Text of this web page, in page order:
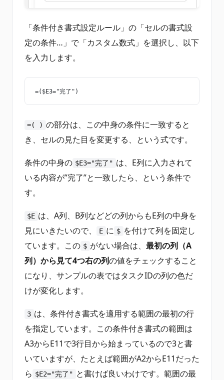
「条件付き書式設定ルール」の「セルの書式設
定の条件…」で「カスタム数式」を選択し、以下
を入力します。
=($E3="完了")
=( ) の部分は、この中身の条件に一致すると
き、セルの見た目を変更する、という式です。
条件の中身の $E3="完了" は、E列に入力されて
いる内容が”完了”と一致したら、という条件で
す。
$E は、A列、B列などどの列からもE列の中身を
見にいきたいので、
E に $ を付けて列を固定し
ています。この $ がない場合は、 最初の列（A
列）から見て4つ右の列の値をチェックすること
になり、サンプルの表ではタスクIDの列の色だ
けが変化します。
3 は、条件付き書式を適用する範囲の最初の行
を指定しています。この条件付き書式の範囲は
A3からE11で3行目から始まっているので3と書
いていますが、たとえば範囲がA2からE11だった
ら $E2="完了" と書けば良いわけです。範囲の最